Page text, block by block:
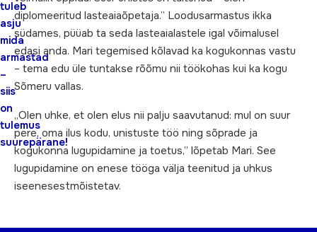
tuleb
asju
mida
armastad
–
siis
on
tulemus
suurepärane!
diplomeeritud lasteaiaõpetaja.” Loodusarmastus ikka
südames, püüab ta seda lasteaialastele igal võimalusel
edasi anda. Mari tegemised kõlavad ka kogukonnas vastu
– tema edu üle tuntakse rõõmu nii töökohas kui ka kogu
Sõmeru vallas.
„Olen uhke, et olen elus nii palju saavutanud: mul on suur
pere, oma ilus kodu, unistuste töö ning sõprade ja
kogukonna lugupidamine ja toetus,” lõpetab Mari. See
lugupidamine on enese tööga välja teenitud ja uhkus
iseenesestmõistetav.